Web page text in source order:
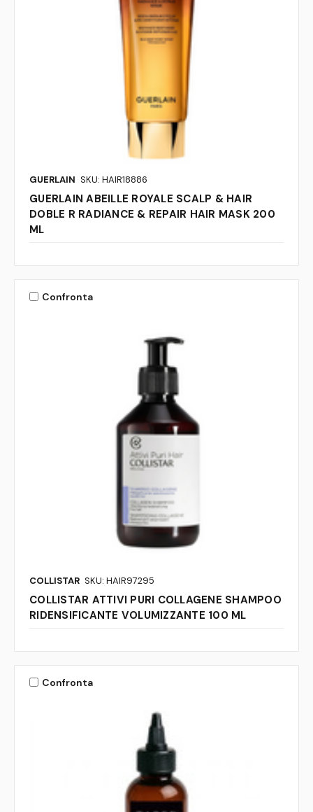
GUERLAIN SKU: HAIR18886
GUERLAIN ABEILLE ROYALE SCALP & HAIR
DOBLE R RADIANCE & REPAIR HAIR MASK 200
ML
Confronta
COLLISTAR SKU: HAIR97295
COLLISTAR ATTIVI PURI COLLAGENE SHAMPOO
RIDENSIFICANTE VOLUMIZZANTE 100 ML
Confronta